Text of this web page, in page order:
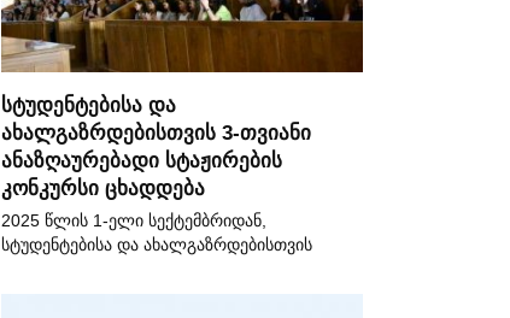
სტუდენტებისა და
ახალგაზრდებისთვის 3-თვიანი
ანაზღაურებადი სტაჟირების
კონკურსი ცხადდება
2025 წლის 1-ელი სექტემბრიდან,
სტუდენტებისა და ახალგაზრდებისთვის